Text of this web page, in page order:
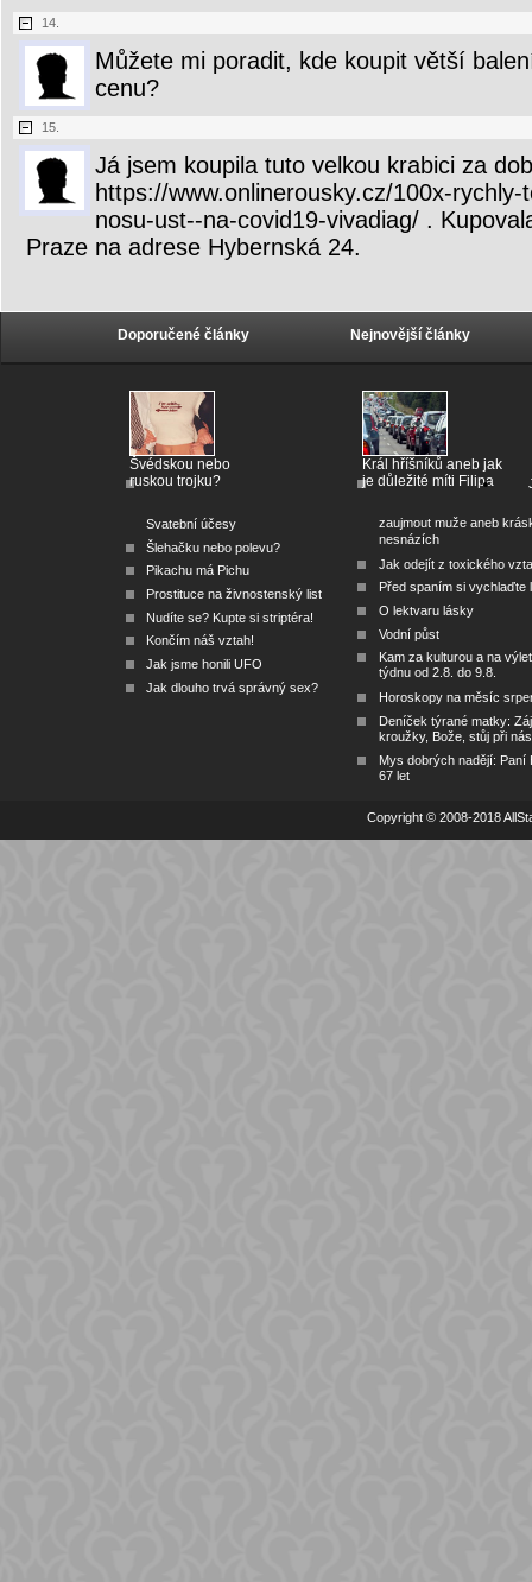
14.
Můžete mi poradit, kde koupit větší
cenu?
15.
Já jsem koupila tuto velkou krabici za
https://www.onlinerousky.cz/100x-
nosu-ust--na-covid19-vivadiag/ .
Praze na adrese Hybernská 24.
Doporučené články
Švédskou nebo
ruskou trojku?
Svatební účesy
Šlehačku nebo polevu?
Pikachu má Pichu
Prostituce na živnostenský list
Nudíte se? Kupte si striptéra!
Končím náš vztah!
Jak jsme honili UFO
Jak dlouho trvá správný sex?
Nejnovější články
Král hříšníků aneb jak
je důležité míti Filipa
zaujmout muže aneb
nesnázích
Jak odejít z toxického
Před spaním si vychlaďte
O lektvaru lásky
Vodní půst
Kam za kulturou a na
týdnu od 2.8. do 9.8.
Horoskopy na měsíc
Deníček týrané matky:
kroužky, Bože, stůj při nás
Mys dobrých nadějí: Paní
67 let
Copyright © 2008-2018